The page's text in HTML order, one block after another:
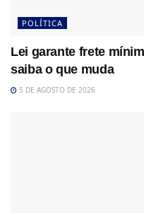
POLÍTICA
Lei garante frete
saiba o que muda
5 DE AGOSTO DE 2026